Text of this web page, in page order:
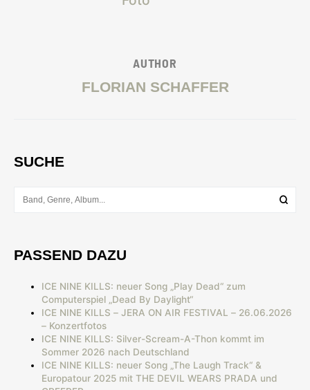
AUTHOR
FLORIAN SCHAFFER
SUCHE
PASSEND DAZU
ICE NINE KILLS: neuer Song „Play Dead“ zum
Computerspiel „Dead By Daylight“
ICE NINE KILLS – JERA ON AIR FESTIVAL – 26.06.2026
– Konzertfotos
ICE NINE KILLS: Silver-Scream-A-Thon kommt im
Sommer 2026 nach Deutschland
ICE NINE KILLS: neuer Song „The Laugh Track“ &
Europatour 2025 mit THE DEVIL WEARS PRADA und